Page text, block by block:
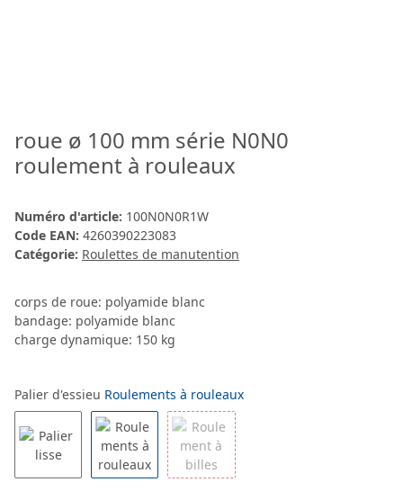
roue ø 100 mm série N0N0
roulement à rouleaux
Numéro d'article: 100N0N0R1W
Code EAN: 4260390223083
Catégorie: Roulettes de manutention
corps de roue: polyamide blanc
bandage: polyamide blanc
charge dynamique: 150 kg
Palier d'essieu Roulements à rouleaux